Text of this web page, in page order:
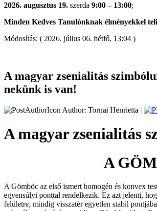
2026. augusztus 19. szerda 9:00 – 13:00;
Minden Kedves Tanulónknak élményekkel
Módosítás: ( 2026. július 06. hétfő, 13:04 )
A magyar zsenialitás
nekünk is van!
Author: Tornai Henrietta |
A magyar zsenialitás
A
A Gömböc az első ismert homogén és konvex
egyensúlyi ponttal rendelkezik. Ez azt jelenti,
felületre, mindig visszatér egyetlen stabil